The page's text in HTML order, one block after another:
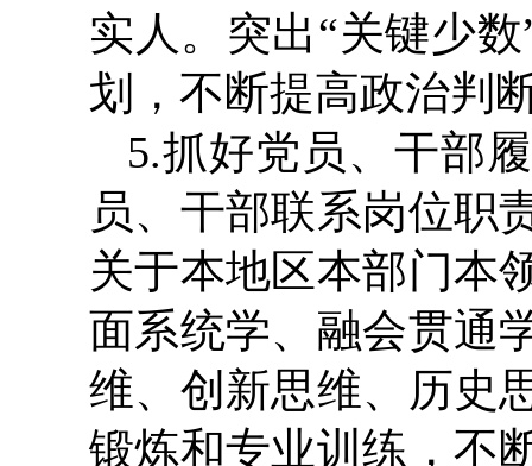
实人。突出“关键少
划，不断提高政治判
5.抓好党员、干部
员、干部联系岗位职
关于本地区本部门本
面系统学、融会贯通
维、创新思维、历史
锻炼和专业训练，不